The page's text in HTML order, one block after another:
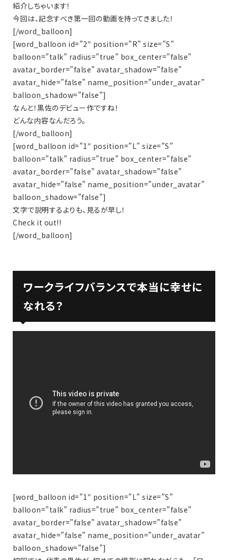
紹介しちゃいます！
今回は、記念すべき第一回の動画を持ってきました！
[/word_balloon]
[word_balloon id=”2″ position=”R” size=”S”
balloon=”talk” radius=”true” box_center=”false”
avatar_border=”false” avatar_shadow=”false”
avatar_hide=”false” name_position=”under_avatar”
balloon_shadow=”false”]
なんと！黒佐のデビュー作ですね！
どんな内容なんだろう。
[/word_balloon]
[word_balloon id=”1″ position=”L” size=”S”
balloon=”talk” radius=”true” box_center=”false”
avatar_border=”false” avatar_shadow=”false”
avatar_hide=”false” name_position=”under_avatar”
balloon_shadow=”false”]
文字で説明するよりも、見るが早し！
Check it out!!
[/word_balloon]
ワークライフバランスで本当に幸せに
なれる？
[word_balloon id=”1″ position=”L” size=”S”
balloon=”talk” radius=”true” box_center=”false”
avatar_border=”false” avatar_shadow=”false”
avatar_hide=”false” name_position=”under_avatar”
balloon_shadow=”false”]